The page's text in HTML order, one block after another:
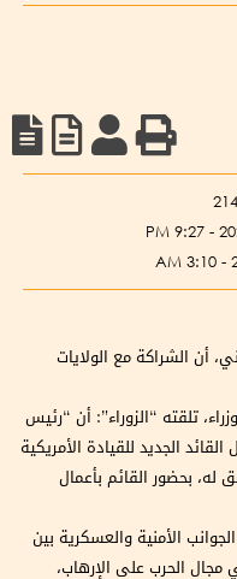
أن الشراكة مع الولايات
تلقته “الزوراء”: أن “رئيس
الجديد للقيادة الأمريكية
له، بحضور القائم بأعمال
الأمنية والعسكرية بين
مجال الحرب على الإرهاب،